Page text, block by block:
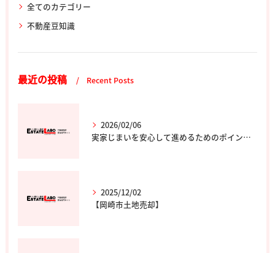
全てのカテゴリー
不動産豆知識
最近の投稿 Recent Posts
2026/02/06
実家じまいを安心して進めるためのポイントと専門家の選び方
2025/12/02
【岡崎市土地売却】